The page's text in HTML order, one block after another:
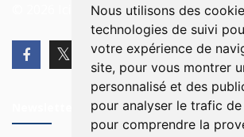
Nous utilisons des
technologies de suivi
votre expérience de
site, pour vous montrer
personnalisé et des
pour analyser le trafic
pour comprendre la
© 2026 Ici Beyrouth. Tous les droits